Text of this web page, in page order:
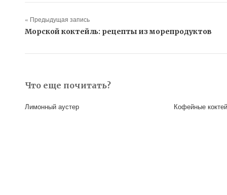
« Предыдущая запись
Морской коктейль: рецепты из морепродуктов
Что еще почитать?
Лимонный аустер Кофейные